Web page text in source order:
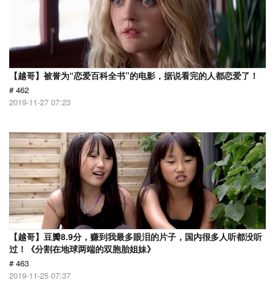
【越哥】被誉为“恋爱百科全书”的电影，据说看完的人都恋爱了！
# 462
2019-11-27 07:23
【越哥】豆瓣8.9分，赚到我最多眼泪的片子，国内很多人听都没听
过！《分割在地球两端的双胞胎姐妹》
# 463
2019-11-25 07:37